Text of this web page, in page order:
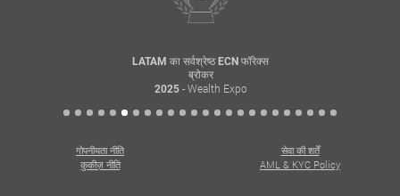
LATAM का सर्वश्रेष्ठ ECN फॉरेक्स
ब्रोकर
2025- Wealth Expo
गोपनीयता नीति
सेवा की शर्तें
कुकीज़ नीति
AML & KYC Policy